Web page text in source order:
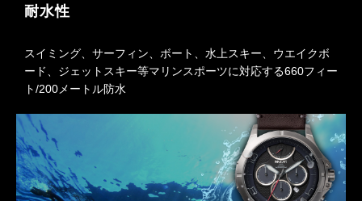
耐水性
スイミング、サーフィン、ボート、水上スキー、ウエイクボ
ード、ジェットスキー等マリンスポーツに対応する660フィー
ト/200メートル防水